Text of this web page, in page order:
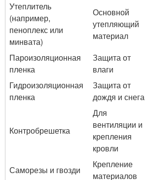
Утеплитель
(например,
пеноплекс или
минвата)
Основной
утепляющий
материал
Пароизоляционная
пленка
Защита от
влаги
Гидроизоляционная
пленка
Защита от
дождя и снега
Контробрешетка
Для
вентиляции и
крепления
кровли
Саморезы и гвозди
Крепление
материалов